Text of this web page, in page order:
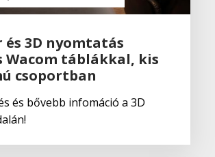
és 3D nyomtatás
Wacom táblákkal, kis
csoportban
és bővebb infomáció a 3D